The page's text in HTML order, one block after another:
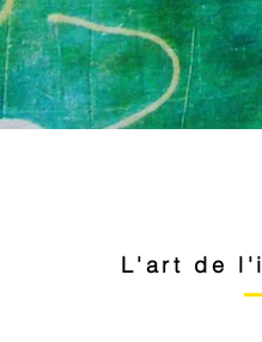
L'art de